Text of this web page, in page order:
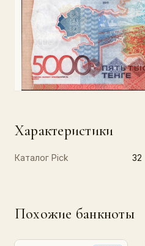
Характеристики
Каталог Pick 32
Похожие банкноты